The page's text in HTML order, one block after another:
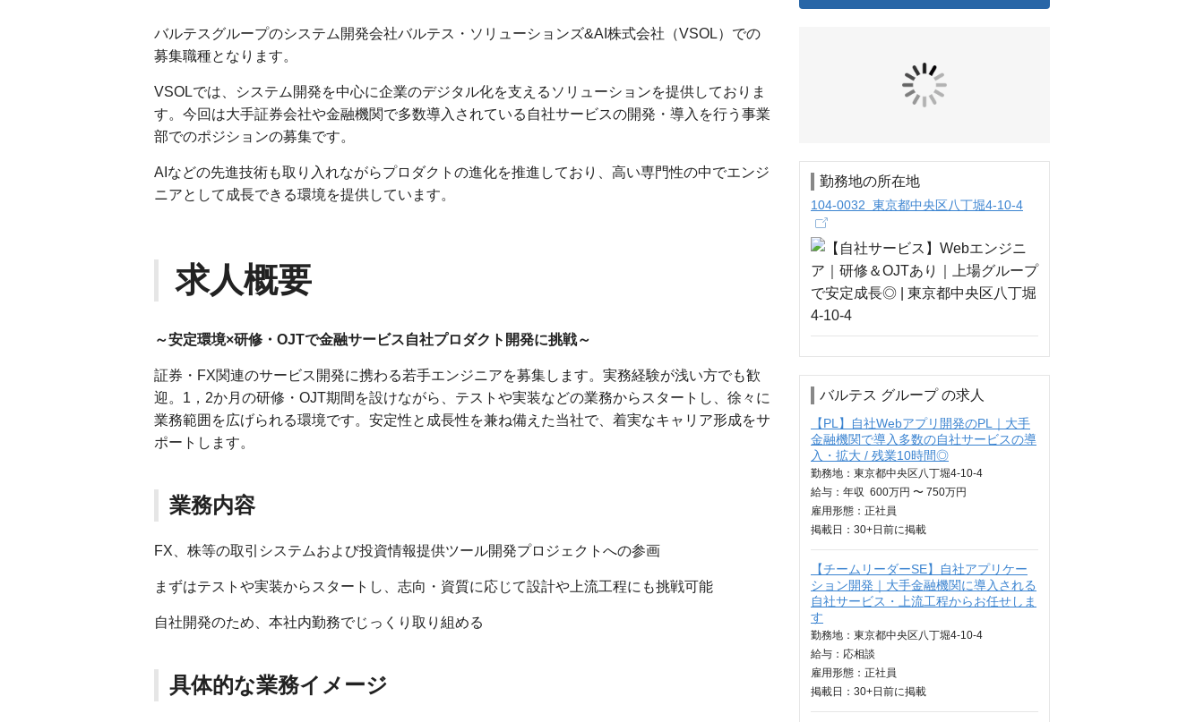
バルテスグループのシステム開発会社バルテス・ソリューションズ&AI株式会社（VSOL）での
募集職種となります。
VSOLでは、システム開発を中心に企業のデジタル化を支えるソリューションを提供しておりま
す。今回は大手証券会社や金融機関で多数導入されている自社サービスの開発・導入を行う事業
部でのポジションの募集です。
AIなどの先進技術も取り入れながらプロダクトの進化を推進しており、高い専門性の中でエンジ
ニアとして成長できる環境を提供しています。
求人概要
～安定環境×研修・OJTで金融サービス自社プロダクト開発に挑戦～
証券・FX関連のサービス開発に携わる若手エンジニアを募集します。実務経験が浅い方でも歓
迎。1，2か月の研修・OJT期間を設けながら、テストや実装などの業務からスタートし、徐々に
業務範囲を広げられる環境です。安定性と成長性を兼ね備えた当社で、着実なキャリア形成をサ
ポートします。
業務内容
FX、株等の取引システムおよび投資情報提供ツール開発プロジェクトへの参画
まずはテストや実装からスタートし、志向・資質に応じて設計や上流工程にも挑戦可能
自社開発のため、本社内勤務でじっくり取り組める
具体的な業務イメージ
勤務地の所在地
104-0032 東京都中央区八丁堀4-10-4
バルテス グループ の求人
【PL】自社Webアプリ開発のPL｜大手
金融機関で導入多数の自社サービスの導
入・拡大 / 残業10時間◎
勤務地：東京都中央区八丁堀4-10-4
給与： 年収 600万円 〜 750万円
雇用形態：正社員
掲載日： 30+日 前に掲載
【チームリーダーSE】自社アプリケー
ション開発｜大手金融機関に導入される
自社サービス・上流工程からお任せしま
す
勤務地：東京都中央区八丁堀4-10-4
給与： 応相談
雇用形態：正社員
掲載日： 30+日 前に掲載